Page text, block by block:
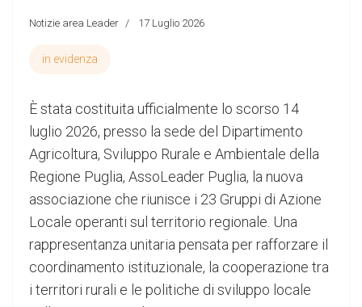
Notizie area Leader 17 Luglio 2026
in evidenza
È stata costituita ufficialmente lo scorso 14
luglio 2026, presso la sede del Dipartimento
Agricoltura, Sviluppo Rurale e Ambientale della
Regione Puglia, AssoLeader Puglia, la nuova
associazione che riunisce i 23 Gruppi di Azione
Locale operanti sul territorio regionale. Una
rappresentanza unitaria pensata per rafforzare il
coordinamento istituzionale, la cooperazione tra
i territori rurali e le politiche di sviluppo locale